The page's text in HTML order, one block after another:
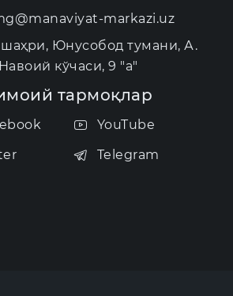
markazi.uz
Юнусобод тумани, А.
Навоий кўчаси, 9 "а"
тармоқлар
YouTube
Telegram